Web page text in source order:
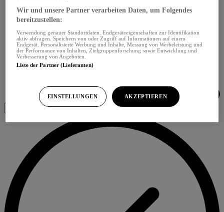
Wir und unsere Partner verarbeiten Daten, um Folgendes
bereitzustellen:
Verwendung genauer Standortdaten. Endgeräteeigenschaften zur Identifikation
aktiv abfragen. Speichern von oder Zugriff auf Informationen auf einem
Endgerät. Personalisierte Werbung und Inhalte, Messung von Werbeleistung und
der Performance von Inhalten, Zielgruppenforschung sowie Entwicklung und
Verbesserung von Angeboten.
Liste der Partner (Lieferanten)
EINSTELLUNGEN AKZEPTIEREN